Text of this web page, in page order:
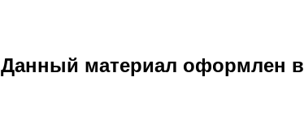
Данный материал оформлен в